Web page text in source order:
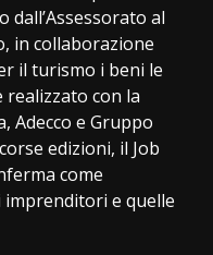
dall’Assessorato al
in collaborazione
il turismo i beni le
con la
Adecco e Gruppo
edizioni, il Job
come
imprenditori e quelle